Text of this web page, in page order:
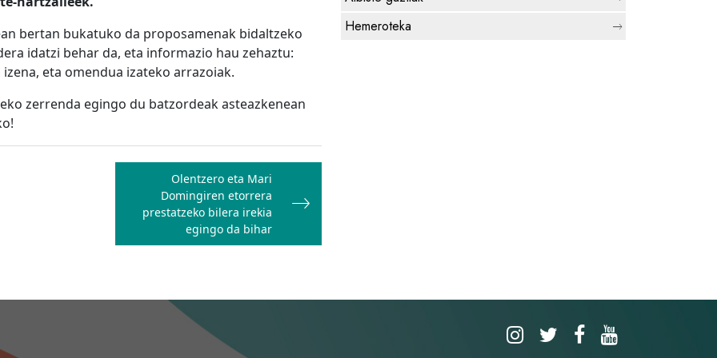
bertan bukatuko da proposamenak bidaltzeko
idatzi behar da, eta informazio hau zehaztu:
eta omendua izateko arrazoiak.
zerrenda egingo du batzordeak asteazkenean
Olentzero eta Mari
Domingiren etorrera
prestatzeko bilera irekia
egingo da bihar
Hemeroteka